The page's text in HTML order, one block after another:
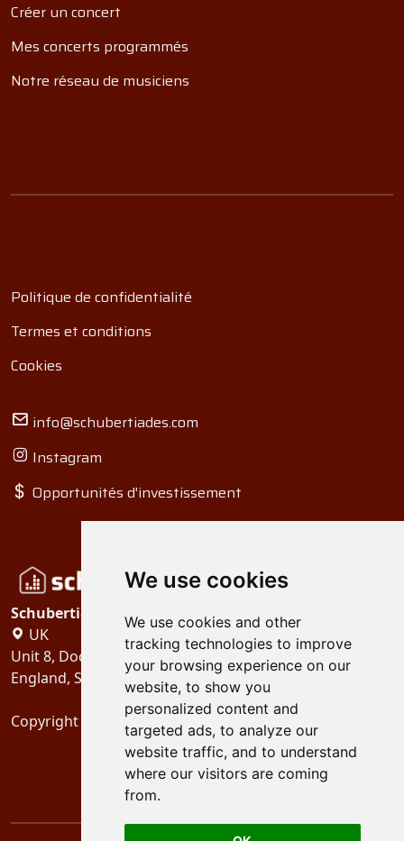
We use cookies
We use cookies and other
tracking technologies to improve
your browsing experience on our
website, to show you
personalized content and
targeted ads, to analyze our
website traffic, and to understand
where our visitors are coming
from.
Créer un concert
Mes concerts programmés
Notre réseau de musiciens
Politique de confidentialité
Termes et conditions
Cookies
info@schubertiades.com
Instagram
Opportunités d'investissement
Schubertiades, Ltd.
UK
Unit 8, Dock Offices, Surrey Quays Road, London
England, SE16 2XU
Copyright 2024 Schubertiades, Ltd.